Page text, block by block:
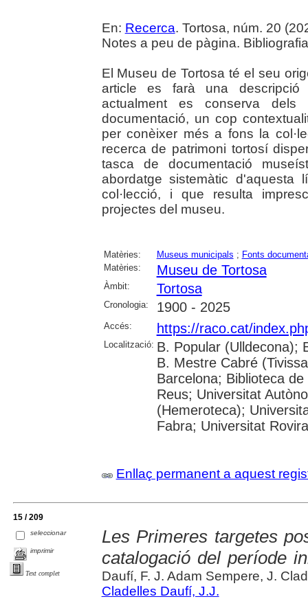
En: Recerca. Tortosa, núm. 20
Notes a peu de pàgina.
El Museu de Tortosa té el seu
article es farà una
actualment es conserva
documentació, un cop
per conèixer més a fons la
recerca de patrimoni tortosí
tasca de documentació
abordatge sistemàtic
col·lecció, i que resulta
projectes del museu.
Matèries: Museus municipals ; Fonts
Matèries:
Museu de Tortosa
Àmbit: Tortosa
Cronologia: 1900 - 2025
Accés: https://raco.cat/
Localització: B. Popular (Ulldecona);
B. Mestre Cabré
Barcelona; Biblioteca
Reus; Universitat
(Hemeroteca);
Fabra; Universitat
Enllaç permanent a aquest
15 / 209
seleccionar
imprimir
Text complet
Les Primeres targetes
catalogació del període
Daufí, F. J. Adam Sempere, J.
Cladelles Daufí, J.J.